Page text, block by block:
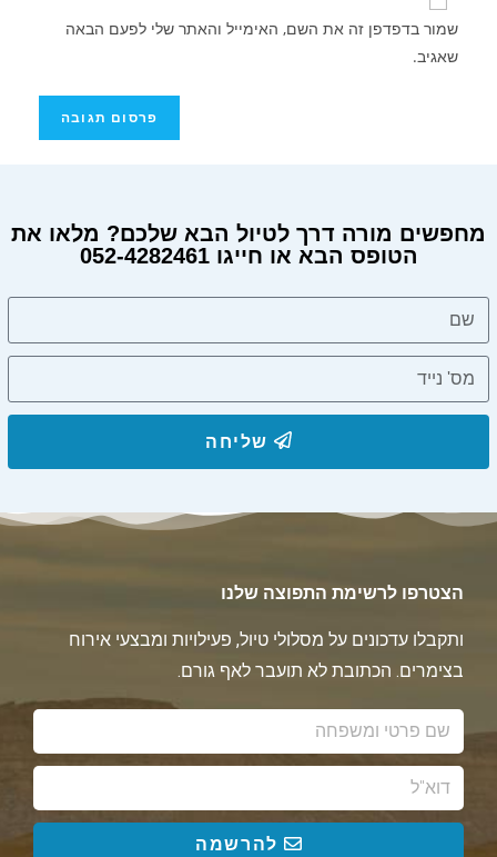
שמור בדפדפן זה את השם, האימייל והאתר שלי לפעם הבאה
שאגיב.
מחפשים מורה דרך לטיול הבא שלכם? מלאו את
הטופס הבא או חייגו 052-4282461
שליחה
הצטרפו לרשימת התפוצה שלנו
ותקבלו עדכונים על מסלולי טיול, פעילויות ומבצעי אירוח
בצימרים. הכתובת לא תועבר לאף גורם.
להרשמה